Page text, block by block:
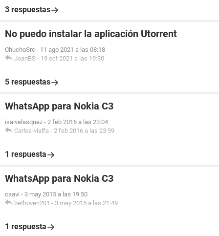
3 respuestas
No puedo instalar la aplicación Utorrent
ChuchoSrc - 11 ago 2021 a las 08:18
JoanBS - 19 oct 2021 a las 19:30
5 respuestas
WhatsApp para Nokia C3
isaivelasquez - 2 feb 2016 a las 23:04
Carlos-vialfa - 2 feb 2016 a las 23:59
1 respuesta
WhatsApp para Nokia C3
caavi - 3 may 2015 a las 19:50
bethoven201 - 3 may 2015 a las 21:49
1 respuesta